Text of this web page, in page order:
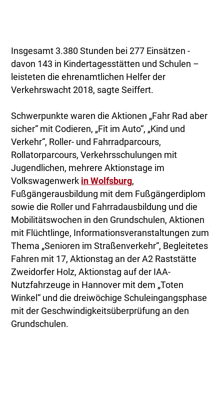
Insgesamt 3.380 Stunden bei 277 Einsätzen -
davon 143 in Kindertagesstätten und Schulen –
leisteten die ehrenamtlichen Helfer der
Verkehrswacht 2018, sagte Seiffert.
Schwerpunkte waren die Aktionen „Fahr Rad aber
sicher“ mit Codieren, „Fit im Auto“, „Kind und
Verkehr“, Roller- und Fahrradparcours,
Rollatorparcours, Verkehrsschulungen mit
Jugendlichen, mehrere Aktionstage im
Volkswagenwerk in Wolfsburg,
Fußgängerausbildung mit dem Fußgängerdiplom
sowie die Roller und Fahrradausbildung und die
Mobilitätswochen in den Grundschulen, Aktionen
mit Flüchtlinge, Informationsveranstaltungen zum
Thema „Senioren im Straßenverkehr“, Begleitetes
Fahren mit 17, Aktionstag an der A2 Raststätte
Zweidorfer Holz, Aktionstag auf der IAA-
Nutzfahrzeuge in Hannover mit dem „Toten
Winkel“ und die dreiwöchige Schuleingangsphase
mit der Geschwindigkeitsüberprüfung an den
Grundschulen.